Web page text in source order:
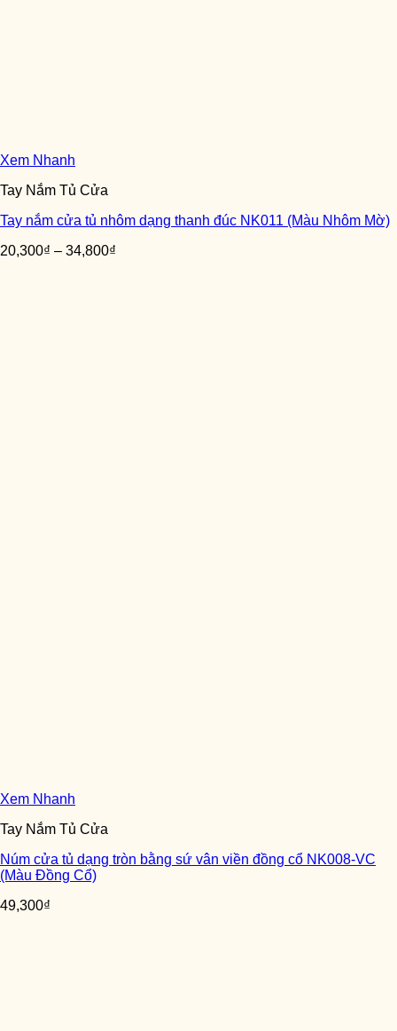
Xem Nhanh
Tay Nắm Tủ Cửa
Tay nắm cửa tủ nhôm dạng thanh đúc NK011 (Màu Nhôm Mờ)
20,300₫ – 34,800₫
Xem Nhanh
Tay Nắm Tủ Cửa
Núm cửa tủ dạng tròn bằng sứ vân viền đồng cổ NK008-VC
(Màu Đồng Cổ)
49,300₫